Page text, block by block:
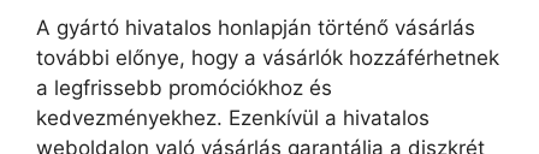
A gyártó hivatalos honlapján történő vásárlás
további előnye, hogy a vásárlók hozzáférhetnek
a legfrissebb promóciókhoz és
kedvezményekhez. Ezenkívül a hivatalos
weboldalon való vásárlás garantálja a diszkrét